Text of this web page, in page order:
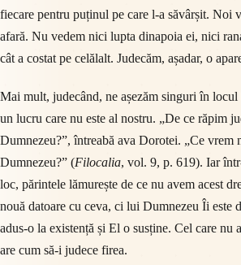
fiecare pentru puținul pe care l-a săvârșit. Noi
afară. Nu vedem nici lupta dinapoia ei, nici
cât a costat pe celălalt. Judecăm, așadar, o
Mai mult, judecând, ne așezăm singuri în
un lucru care nu este al nostru. „De ce răpim
Dumnezeu?”, întreabă ava Dorotei. „Ce vrem
Dumnezeu?” (Filocalia, vol. 9, p. 619). Iar
loc, părintele lămurește de ce nu avem acest
nouă datoare cu ceva, ci lui Dumnezeu Îi este
adus-o la existență și El o susține. Cel care nu
are cum să-i judece firea.